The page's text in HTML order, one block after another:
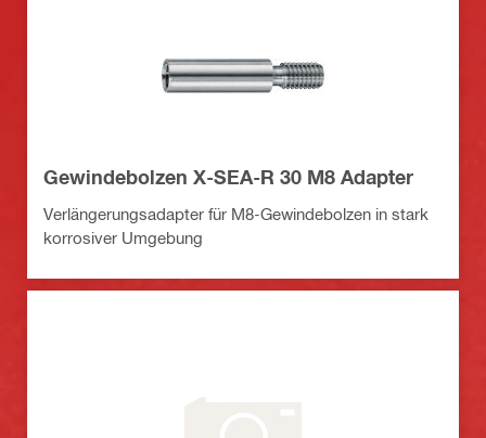
Gewindebolzen X-SEA-R 30 M8 Adapter
Verlängerungsadapter für M8-Gewindebolzen in stark
korrosiver Umgebung